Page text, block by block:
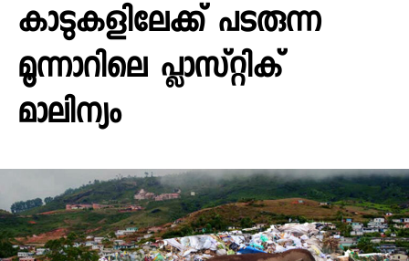
കാടുകളിലേക്ക് പടരുന്ന
മൂന്നാറിലെ പ്ലാസ്റ്റിക്
മാലിന്യം